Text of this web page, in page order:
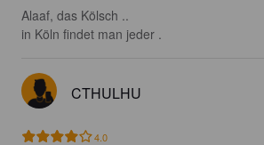
Alaaf, das Kölsch ..
in Köln findet man jeder .
CTHULHU
4.0